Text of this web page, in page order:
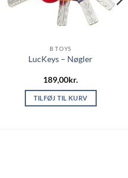
B TOYS
LucKeys – Nøgler
189,00kr.
TILFØJ TIL KURV